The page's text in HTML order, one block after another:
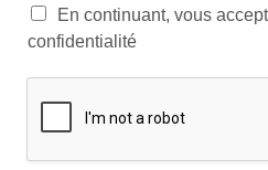
En continuant, vous
confidentialité